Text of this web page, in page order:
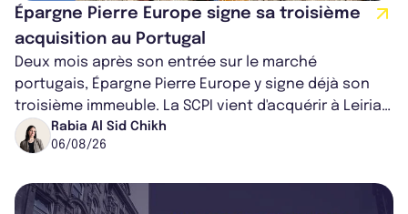
Épargne Pierre Europe signe sa troisième
acquisition au Portugal
Deux mois après son entrée sur le marché
portugais, Épargne Pierre Europe y signe déjà son
troisième immeuble. La SCPI vient d'acquérir à Leiria,
dans le centre du pays, un établis...
Rabia Al Sid Chikh
06/08/26